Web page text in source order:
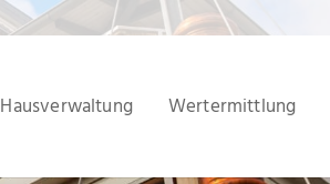
Hausverwaltung Wertermittlung